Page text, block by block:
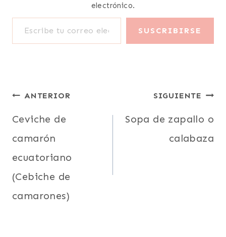
electrónico.
Escribe tu correo electrónico…
SUSCRIBIRSE
Navegación
de
entradas
ANTERIOR
Ceviche de
camarón
ecuatoriano
(Cebiche de
camarones)
SIGUIENTE
Sopa de zapallo o
calabaza